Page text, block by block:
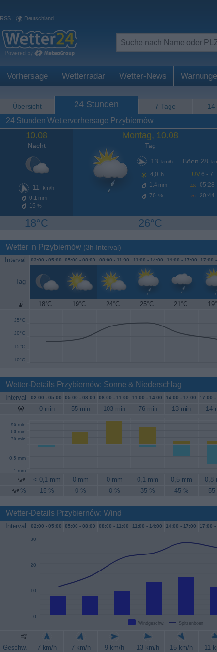
RSS | Deutschland
Vorhersage Wetterradar Wetter-News
Übersicht 24 Stunden 7 Tage 14
24 Stunden Wettervorhersage Przybiernów
10.08
Nacht
11 km/h
0.1 mm
15 %
18°C
Montag, 10.08
Tag
13
km/h
4,0 h
1.4 mm
70 %
Böen 28
UV 6 - 7
05:28
20:44
26°C
Wetter in Przybiernów (3h-Interval)
Interval 02:00 - 05:00 05:00 - 08:00 08:00 - 11:00 11:00 - 14:00 14:00 - 17:00 17:00
Tag
18°C 19°C 24°C 25°C 21°C
10°C
15°C
20°C
25°C
30°C
Wetter-Details Przybiernów: Sonne & Niederschlag
Interval 02:00 - 05:00 05:00 - 08:00 08:00 - 11:00 11:00 - 14:00 14:00 - 17:00 17:00 -
0 min 55 min 103 min 76 min 13 min 14
30 min
60 min
90 min
0.5 mm
1 mm
< 0,1 mm 0 mm 0 mm 0,1 mm 0,5 mm
0,8
%
15 % 0 % 0 % 35 % 45 % 55
Wetter-Details Przybiernów: Wind
Interval 02:00 - 05:00 05:00 - 08:00 08:00 - 11:00 11:00 - 14:00 14:00 - 17:00 17:00 -
Windgeschw. Spitzenböen
0
10
20
30
Geschw. 7 km/h 7 km/h 9 km/h 13 km/h 15 km/h
11